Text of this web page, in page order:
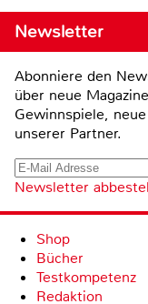
Newsletter
Abonniere den
über neue
Gewinnspiele,
unserer Partner.
Newsletter
Shop
Bücher
Testkompetenz
Redaktion